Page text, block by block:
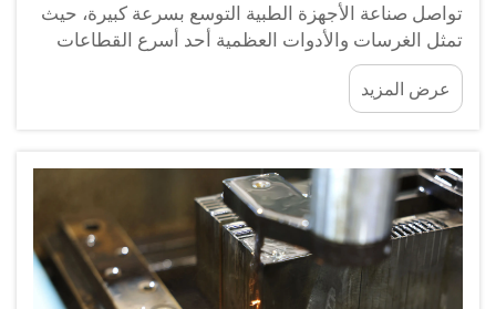
تواصل صناعة الأجهزة الطبية التوسع بسرعة كبيرة، حيث
تمثل الغرسات والأدوات العظمية أحد أسرع القطاعات
نموًا. وتدرك المرافق الصحية، والموزعون، وشركات
التقنية الطبية بشكل متزايد الأهمية الاستراتيجية...
عرض المزيد